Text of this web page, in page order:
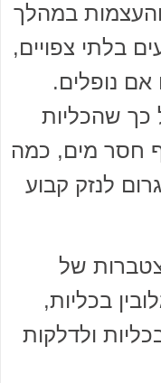
במהלך
בלתי צפויים,
אם נופלים.
כך שהכליות
חסר מים, כמה
לנזק קבוע
של
בכליות,
ולדלקות